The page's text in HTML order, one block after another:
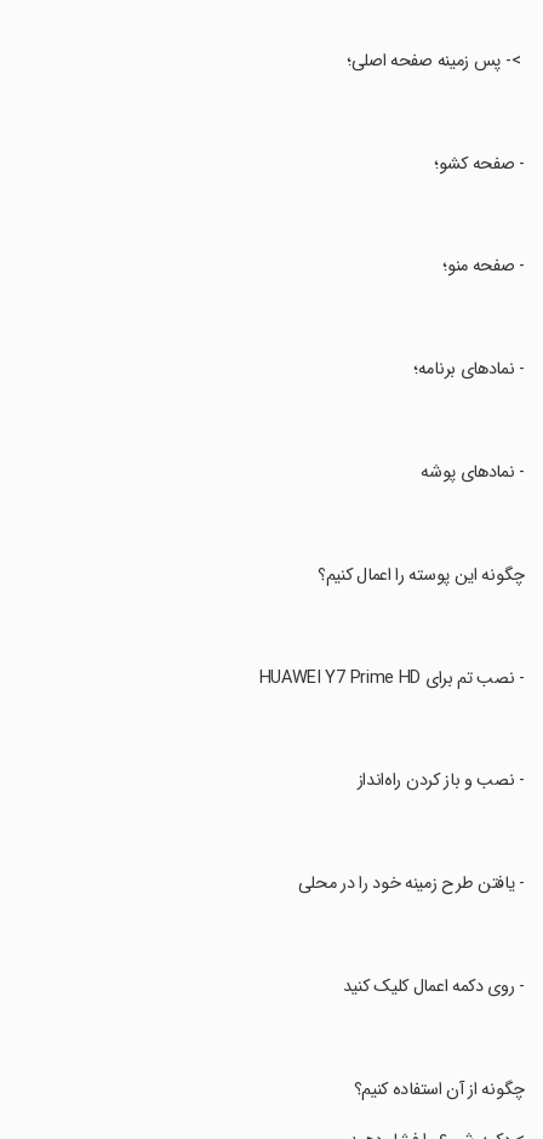
‏ >- پس زمینه صفحه اصلی؛
‏- صفحه کشو؛
‏- صفحه منو؛
‏- نمادهای برنامه؛
‏- نمادهای پوشه
‏چگونه این پوسته را اعمال کنیم؟
‏- نصب تم برای HUAWEI Y7 Prime HD
‏- نصب و باز کردن راه‌انداز
‏- یافتن طرح زمینه خود را در محلی
‏- روی دکمه اعمال کلیک کنید
‏چگونه از آن استفاده کنیم؟